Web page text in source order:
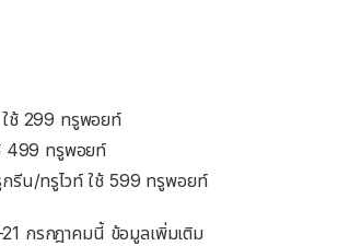
ช้ 299 ทรูพอยท์
499 ทรูพอยท์
รีน/ทรูไวท์ ใช้ 599 ทรูพอยท์
กรกฎาคมนี้ ข้อมูลเพิ่มเติม